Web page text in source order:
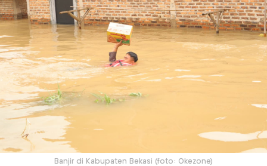
Banjir di Kabupaten Bekasi (foto: Okezone)